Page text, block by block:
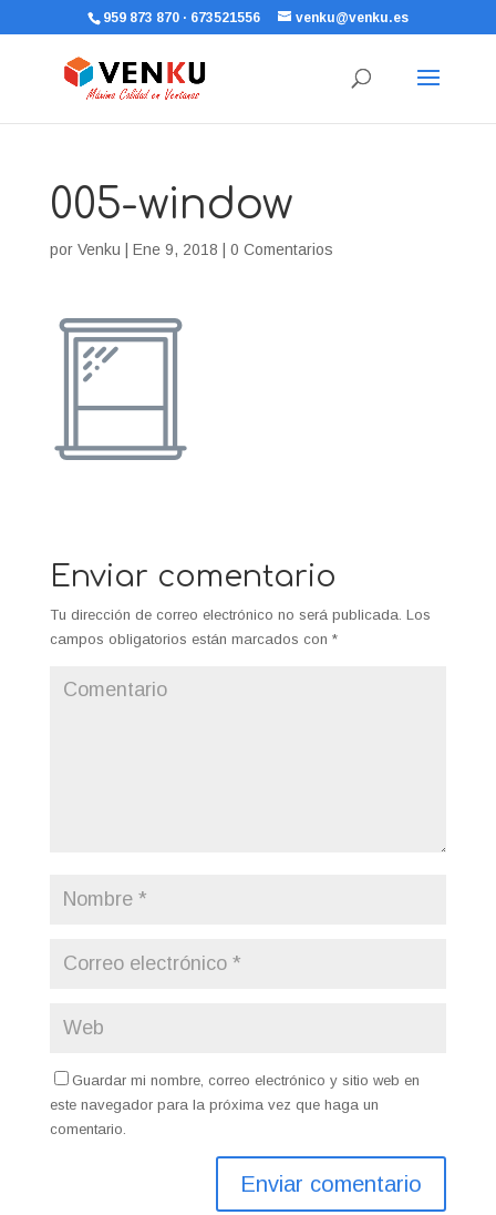
959 873 870 · 673521556 venku@venku.es
005-window
por Venku Ene 9, 2018 0 Comentarios
Enviar comentario
Tu dirección de correo electrónico no será publicada. Los
campos obligatorios están marcados con *
Guardar mi nombre, correo electrónico y sitio web en
este navegador para la próxima vez que haga un
comentario.